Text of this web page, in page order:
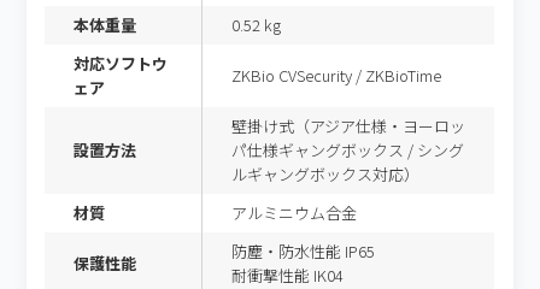
本体重量
0.52 kg
対応ソフトウ
ェア
ZKBio CVSecurity / ZKBioTime
設置方法
壁掛け式（アジア仕様・ヨーロッ
パ仕様ギャングボックス / シング
ルギャングボックス対応）
材質
アルミニウム合金
保護性能
防塵・防水性能 IP65
耐衝撃性能 IK04